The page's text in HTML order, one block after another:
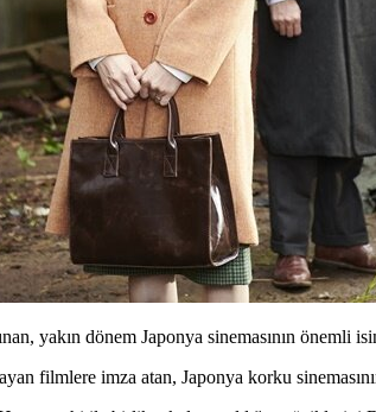
yakın dönem Japonya sinemasının
filmlere imza atan, Japonya korku